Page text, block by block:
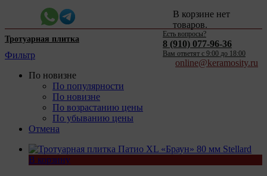
Тротуарная плитка
В корзине нет
товаров.
Есть вопросы?
8 (910) 077-96-36
Вам ответят c 9:00 до 18:00
online@keramosity.ru
Фильтр
По новизне
По популярности
По новизне
По возрастанию цены
По убыванию цены
Отмена
В корзину